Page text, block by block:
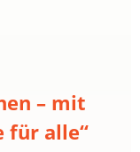
– mit
für alle“